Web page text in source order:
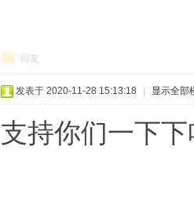
回复
发表于 2020-11-28 15:13:18 显示全部
支持你们一下下